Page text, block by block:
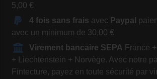
5,00 €
4 fois sans frais avec Paypal
avec un minimum de 30,00 €
Virement bancaire SEPA France
+ Liechtenstein + Norvège. Avec notre
Fintecture, payez en toute sécurité par